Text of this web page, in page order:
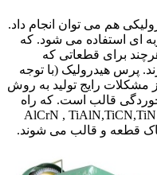
هم می توان انجام داد.
ای استفاده می شود. که
برای قطعاتی که
پرس هیدرولیک (با توجه
مشکلات رایج تولید به روش
قالب است. که راه
حل رایج استفاده از پوشش هایی مانند AlCrN , TiAlN,TiCN,TiN
قطعه و قالب می شوند.